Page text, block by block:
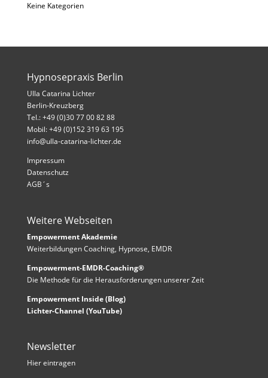
Keine Kategorien
Hypnosepraxis Berlin
Ulla Catarina Lichter
Berlin-Kreuzberg
Tel.: +49 (0)30 77 00 82 88
Mobil: +49 (0)152 319 63 195
info@ulla-catarina-lichter.de
Impressum
Datenschutz
AGB´s
Weitere Webseiten
Empowerment Akademie
Weiterbildungen Coaching, Hypnose, EMDR
Empowerment-EMDR-Coaching®
Die Methode für die Herausforderungen unserer Zeit
Empowerment Inside (Blog)
Lichter-Channel (YouTube)
Newsletter
Hier eintragen